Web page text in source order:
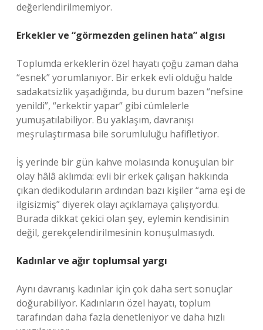
değerlendirilmemiyor.
Erkekler ve “görmezden gelinen hata” algısı
Toplumda erkeklerin özel hayatı çoğu zaman daha
“esnek” yorumlanıyor. Bir erkek evli olduğu halde
sadakatsizlik yaşadığında, bu durum bazen “nefsine
yenildi”, “erkektir yapar” gibi cümlelerle
yumuşatılabiliyor. Bu yaklaşım, davranışı
meşrulaştırmasa bile sorumluluğu hafifletiyor.
İş yerinde bir gün kahve molasında konuşulan bir
olay hâlâ aklımda: evli bir erkek çalışan hakkında
çıkan dedikoduların ardından bazı kişiler “ama eşi de
ilgisizmiş” diyerek olayı açıklamaya çalışıyordu.
Burada dikkat çekici olan şey, eylemin kendisinin
değil, gerekçelendirilmesinin konuşulmasıydı.
Kadınlar ve ağır toplumsal yargı
Aynı davranış kadınlar için çok daha sert sonuçlar
doğurabiliyor. Kadınların özel hayatı, toplum
tarafından daha fazla denetleniyor ve daha hızlı